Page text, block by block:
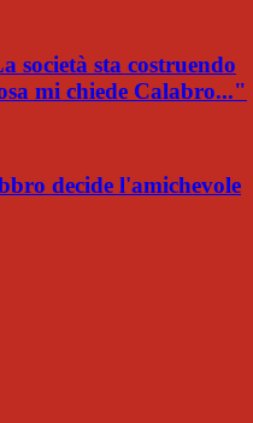
società sta costruendo
mi chiede Calabro..."
decide l'amichevole